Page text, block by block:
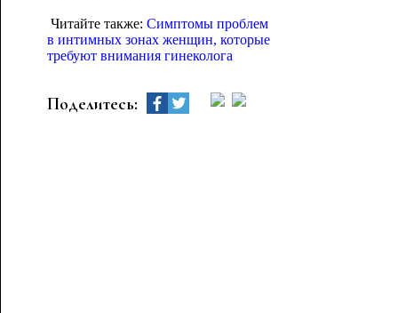
Читайте также: Симптомы проблем
в интимных зонах женщин, которые
требуют внимания гинеколога
Поделитесь: